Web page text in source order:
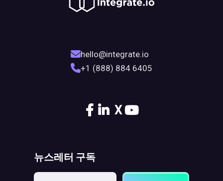
hello@integrate.io
+1 (888) 884 6405
X
뉴스레터 구독